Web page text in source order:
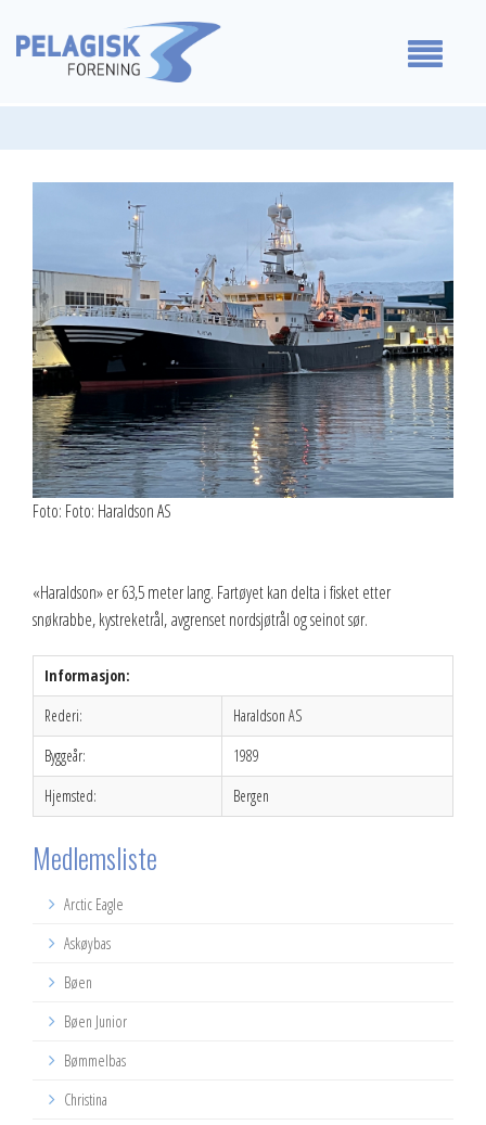
Våre standpunkt
For medlemmer
Om oss
Kontakt oss
Foto: Foto: Haraldson AS
«Haraldson» er 63,5 meter lang. Fartøyet kan delta i fisket etter
snøkrabbe, kystreketrål, avgrenset nordsjøtrål og seinot sør.
Informasjon:
Rederi:
Haraldson AS
Byggeår:
1989
Hjemsted:
Bergen
Medlemsliste
Arctic Eagle
Askøybas
Bøen
Bøen Junior
Bømmelbas
Christina